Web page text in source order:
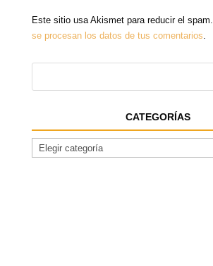
Este sitio usa Akismet para reducir el spam.
se procesan los datos de tus comentarios.
CATEGORÍAS